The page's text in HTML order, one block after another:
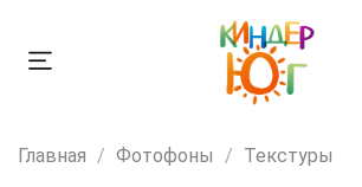
Главная Фотофоны Текстуры